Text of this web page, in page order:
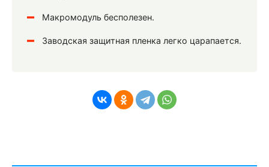
Макромодуль бесполезен.
Заводская защитная пленка легко царапается.